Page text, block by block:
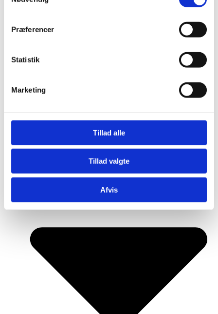
Præferencer
Statistik
Marketing
Tillad alle
Tillad valgte
Afvis
Bordkort